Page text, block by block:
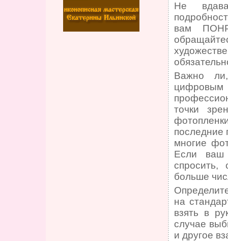
Не
вам
Важно
цифровым
точки
последние
многие
Если ваш
спросить,
больше
на
взять в
случае
и другое